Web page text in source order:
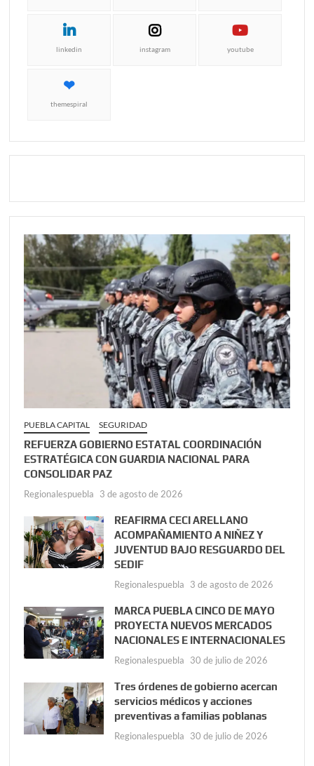
linkedin instagram youtube
themespiral
PUEBLA CAPITAL SEGURIDAD
REFUERZA GOBIERNO ESTATAL COORDINACIÓN
ESTRATÉGICA CON GUARDIA NACIONAL PARA
CONSOLIDAR PAZ
Regionalespuebla 3 de agosto de 2026
REAFIRMA CECI ARELLANO
ACOMPAÑAMIENTO A NIÑEZ Y
JUVENTUD BAJO RESGUARDO DEL
SEDIF
Regionalespuebla 3 de agosto de 2026
MARCA PUEBLA CINCO DE MAYO
PROYECTA NUEVOS MERCADOS
NACIONALES E INTERNACIONALES
Regionalespuebla 30 de julio de 2026
Tres órdenes de gobierno acercan
servicios médicos y acciones
preventivas a familias poblanas
Regionalespuebla 30 de julio de 2026